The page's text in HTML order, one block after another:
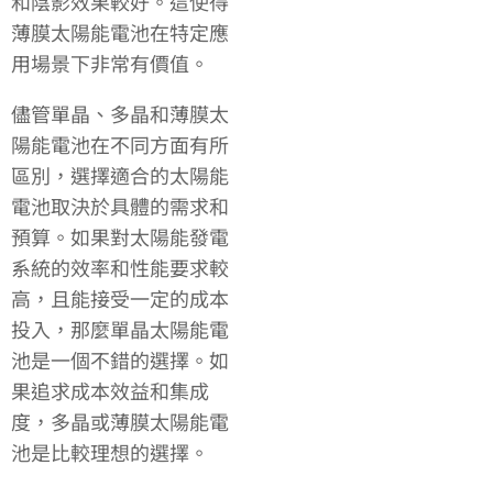
薄膜太陽能電池在特定應
用場景下非常有價值。
儘管單晶、多晶和薄膜太
陽能電池在不同方面有所
區別，選擇適合的太陽能
電池取決於具體的需求和
預算。如果對太陽能發電
系統的效率和性能要求較
高，且能接受一定的成本
投入，那麼單晶太陽能電
池是一個不錯的選擇。如
果追求成本效益和集成
度，多晶或薄膜太陽能電
池是比較理想的選擇。